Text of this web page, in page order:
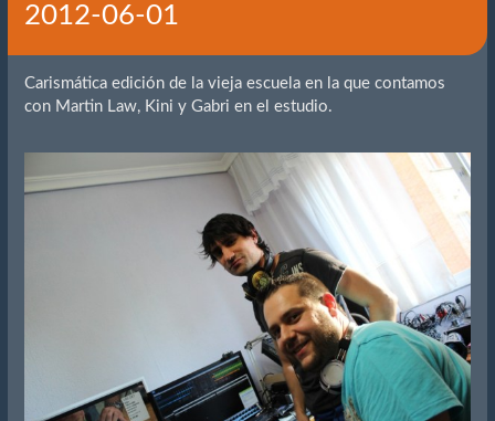
2012-06-01
Carismática edición de la vieja escuela en la que contamos
con Martin Law, Kini y Gabri en el estudio.